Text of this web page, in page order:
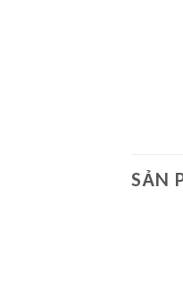
SẢN